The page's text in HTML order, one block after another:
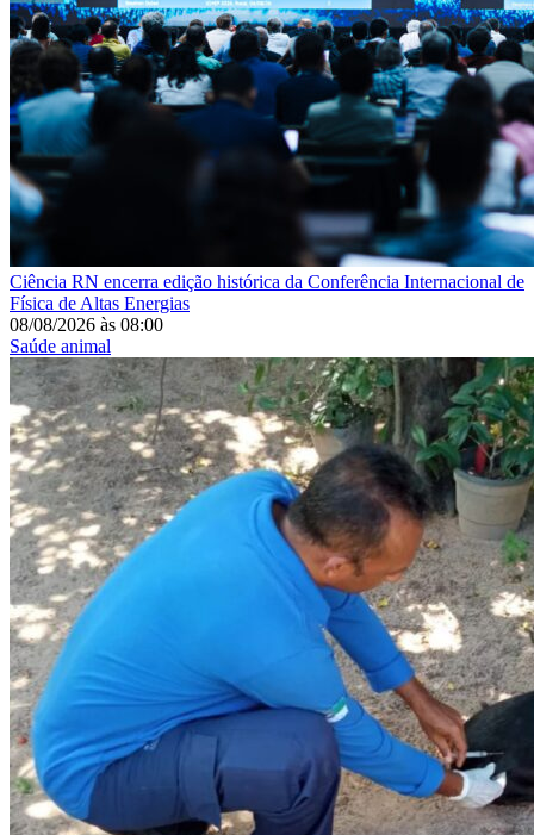
Ciência RN encerra edição histórica da Conferência Internacional de
Física de Altas Energias
08/08/2026 às 08:00
Saúde animal